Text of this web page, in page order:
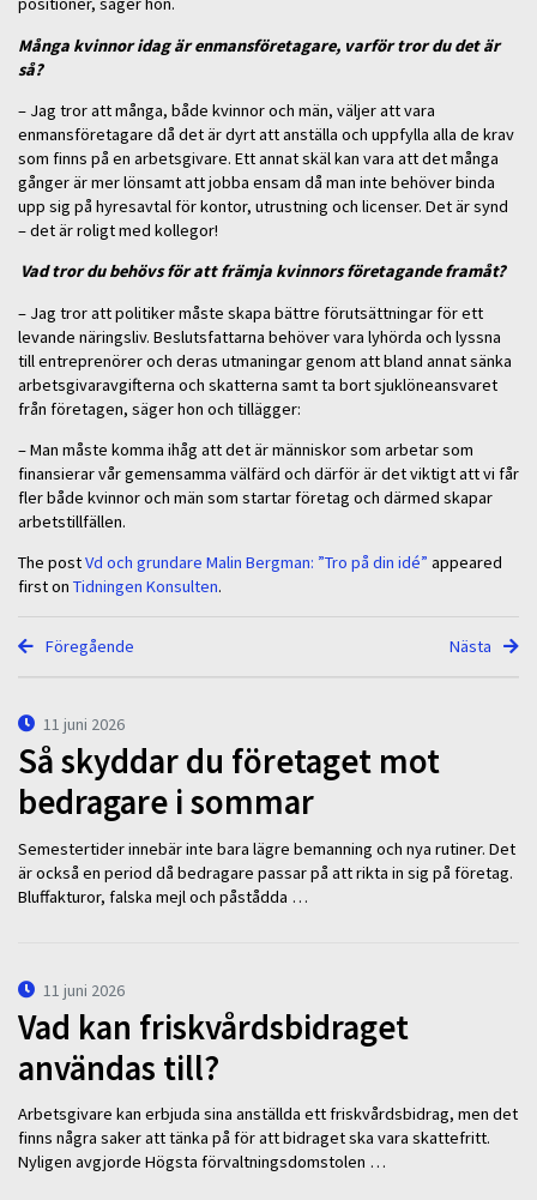
Många kvinnor idag är enmansföretagare, varför tror du det är
så?
– Jag tror att många, både kvinnor och män, väljer att vara
enmansföretagare då det är dyrt att anställa och uppfylla alla de krav
som finns på en arbetsgivare. Ett annat skäl kan vara att det många
gånger är mer lönsamt att jobba ensam då man inte behöver binda
upp sig på hyresavtal för kontor, utrustning och licenser. Det är synd
– det är roligt med kollegor!
Vad tror du behövs för att främja kvinnors företagande framåt?
– Jag tror att politiker måste skapa bättre förutsättningar för ett
levande näringsliv. Beslutsfattarna behöver vara lyhörda och lyssna
till entreprenörer och deras utmaningar genom att bland annat sänka
arbetsgivaravgifterna och skatterna samt ta bort sjuklöneansvaret
från företagen, säger hon och tillägger:
– Man måste komma ihåg att det är människor som arbetar som
finansierar vår gemensamma välfärd och därför är det viktigt att vi får
fler både kvinnor och män som startar företag och därmed skapar
arbetstillfällen.
The postVd och grundare Malin Bergman: ”Tro på din idé” appeared
first on Tidningen Konsulten.
Föregående Nästa
11 juni 2026
Så skyddar du företaget mot
bedragare i sommar
Semestertider innebär inte bara lägre bemanning och nya rutiner. Det
är också en period då bedragare passar på att rikta in sig på företag.
Bluffakturor, falska mejl och påstådda …
11 juni 2026
Vad kan friskvårdsbidraget
användas till?
Arbetsgivare kan erbjuda sina anställda ett friskvårdsbidrag, men det
finns några saker att tänka på för att bidraget ska vara skattefritt.
Nyligen avgjorde Högsta förvaltningsdomstolen …